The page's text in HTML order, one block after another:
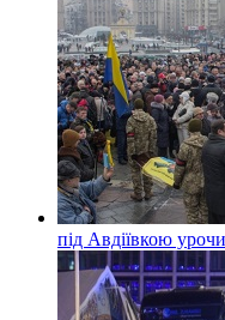
під Авдіївкою